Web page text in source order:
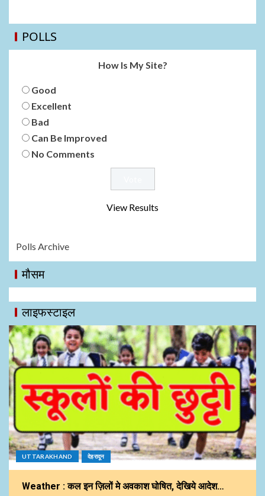
POLLS
How Is My Site?
Good
Excellent
Bad
Can Be Improved
No Comments
View Results
Polls Archive
मौसम
लाइफस्टाइल
UTTARAKHAND देहरादून
Weather : कल इन ज़िलों मे अवकाश घोषित, देखिये आदेश…